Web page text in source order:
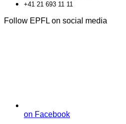
+41 21 693 11 11
Follow EPFL on social media
on Facebook